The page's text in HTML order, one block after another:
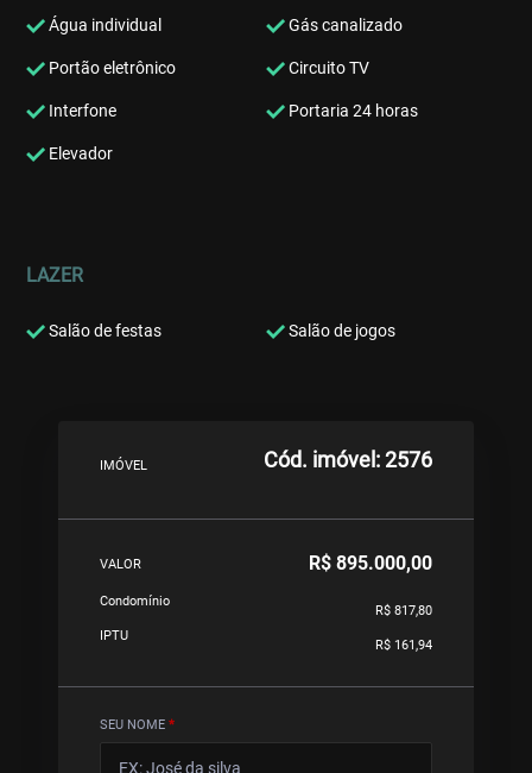
Água individual Gás canalizado
Portão eletrônico Circuito TV
Interfone Portaria 24 horas
Elevador
LAZER
Salão de festas Salão de jogos
IMÓVEL Cód. imóvel: 2576
VALOR R$ 895.000,00
Condomínio
R$ 817,80
IPTU
R$ 161,94
SEU NOME *